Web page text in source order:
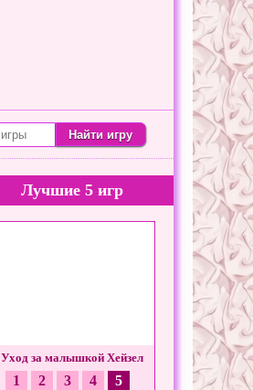
Лучшие 5 игр
Уход за малышкой Хейзел
1 2 3 4 5